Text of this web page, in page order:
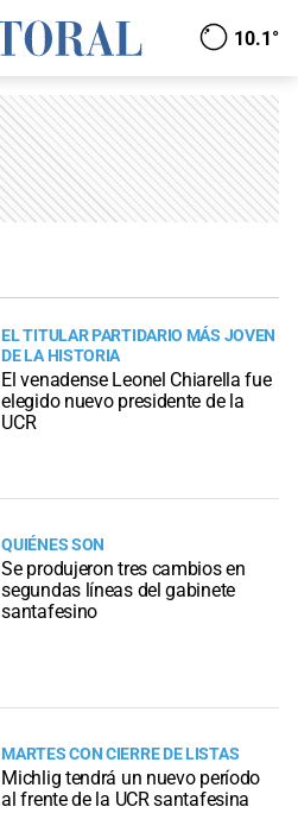
10.1°
EL TITULAR PARTIDARIO MÁS JOVEN
DE LA HISTORIA
El venadense Leonel Chiarella fue
elegido nuevo presidente de la
UCR
QUIÉNES SON
Se produjeron tres cambios en
segundas líneas del gabinete
santafesino
MARTES CON CIERRE DE LISTAS
Michlig tendrá un nuevo período
al frente de la UCR santafesina